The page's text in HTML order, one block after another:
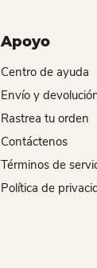
Apoyo
Centro de ayuda
Envío y
Rastrea tu orden
Contáctenos
Términos de
Política de